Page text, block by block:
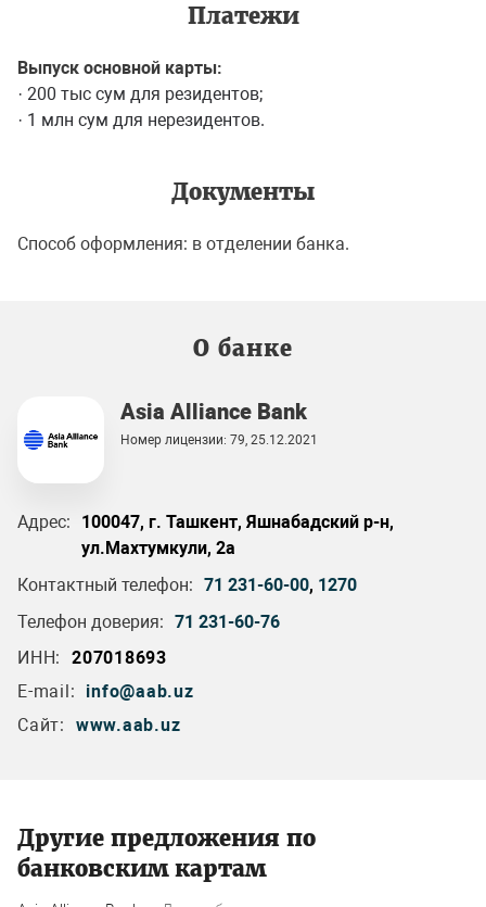
Платежи
Выпуск основной карты:
· 200 тыс сум для резидентов;
· 1 млн сум для нерезидентов.
Документы
Способ оформления: в отделении банка.
О банке
Asia Alliance Bank
Номер лицензии: 79, 25.12.2021
Адрес:
100047, г. Ташкент, Яшнабадский р-н,
ул.Махтумкули, 2а
Контактный телефон: 71 231-60-00, 1270
Телефон доверия: 71 231-60-76
ИНН:
207018693
E-mail:
info@aab.uz
Сайт:
www.aab.uz
Другие предложения по
банковским картам